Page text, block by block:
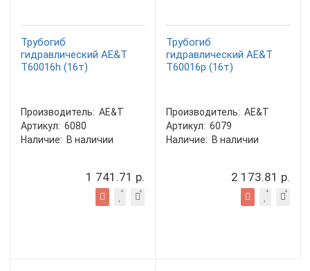
Трубогиб
гидравлический AE&T
Т60016h (16т)
Производитель: AE&T
Артикул: 6080
Наличие: В наличии
1 741.71 р.
Трубогиб
гидравлический AE&T
Т60016р (16т)
Производитель: AE&T
Артикул: 6079
Наличие: В наличии
2 173.81 р.